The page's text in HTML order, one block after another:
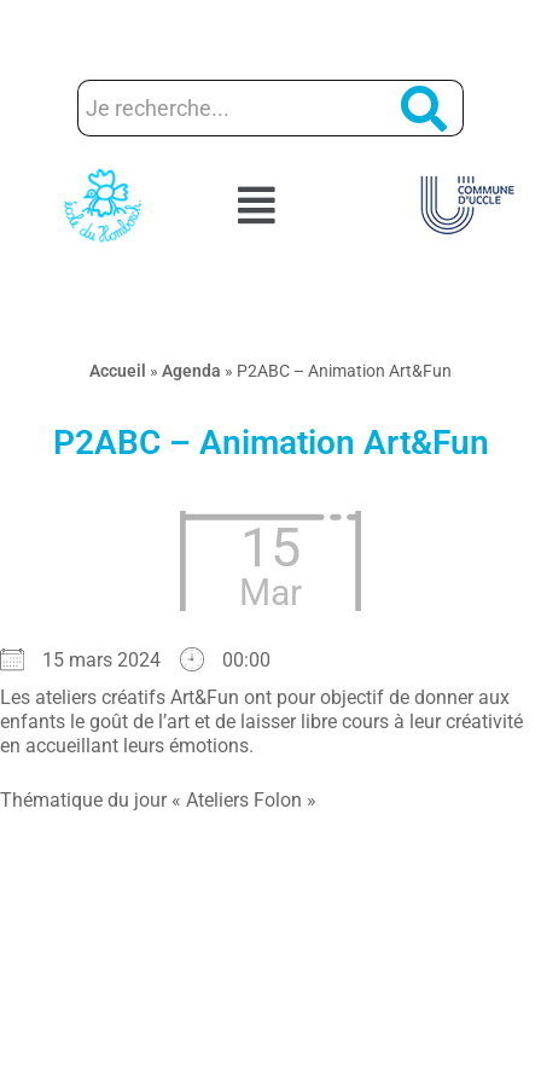
contenu
Accueil » Agenda » P2ABC – Animation Art&Fun
P2ABC – Animation Art&Fun
15
Mar
15 mars 2024
00:00
Les ateliers créatifs Art&Fun ont pour objectif de donner aux
enfants le goût de l’art et de laisser libre cours à leur créativité
en accueillant leurs émotions.
Thématique du jour « Ateliers Folon »